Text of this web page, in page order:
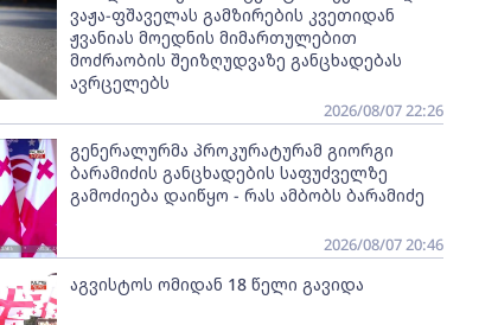
ვაჟა-ფშაველას გამზირების კვეთიდან
ჟვანიას მოედნის მიმართულებით
მოძრაობის შეიზღუდვაზე განცხადებას
ავრცელებს
2026/08/07 22:26
გენერალურმა პროკურატურამ გიორგი
ბარამიძის განცხადების საფუძველზე
გამოძიება დაიწყო - რას ამბობს ბარამიძე
2026/08/07 20:46
აგვისტოს ომიდან 18 წელი გავიდა